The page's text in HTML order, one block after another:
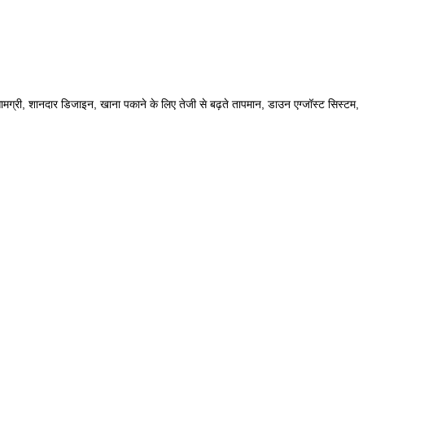
शानदार डिजाइन, खाना पकाने के लिए तेजी से बढ़ते तापमान, डाउन एग्जॉस्ट सिस्टम,